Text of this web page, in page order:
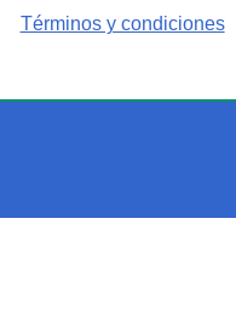
Términos y condiciones